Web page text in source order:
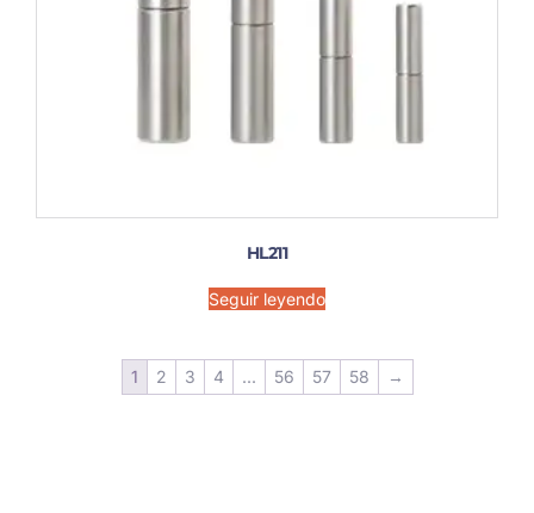
HL211
Seguir leyendo
1 2 3 4 ... 56 57 58 →